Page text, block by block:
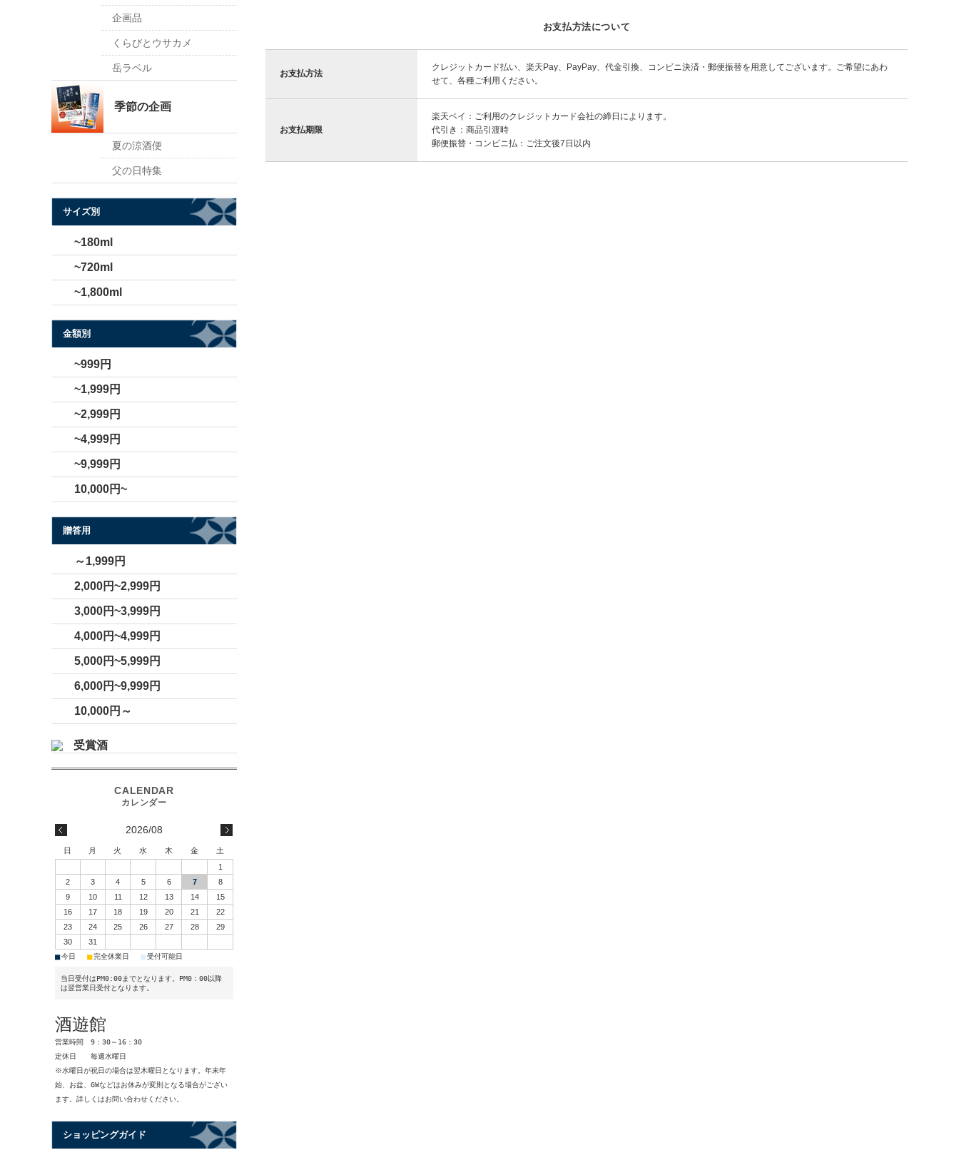
お支払方法について
お支払方法
クレジットカード払い、楽天Pay、PayPay、代金引換、コンビニ決済・郵便振替を用意してございます。ご希望にあわ
せて、各種ご利用ください。
お支払期限
楽天ペイ：ご利用のクレジットカード会社の締日によります。
代引き：商品引渡時
郵便振替・コンビニ払：ご注文後7日以内
企画品
くらびとウサカメ
岳ラベル
季節の企画
夏の涼酒便
父の日特集
サイズ別
~180ml
~720ml
~1,800ml
金額別
~999円
~1,999円
~2,999円
~4,999円
~9,999円
10,000円~
贈答用
～1,999円
2,000円~2,999円
3,000円~3,999円
4,000円~4,999円
5,000円~5,999円
6,000円~9,999円
10,000円～
受賞酒
2026/08
日 月 火 水 木 金
土
1
2
3 4 5 6 7
8
9
10 11 12 13 14
15
16
17 18 19 20 21
22
23
24 25 26 27 28
29
30
31
■今日 ■完全休業日 ■受付可能日
当日受付はPM0:00までとなります。PM0：00以降
は翌営業日受付となります。
酒遊館
営業時間 9：30～16：30
定休日 毎週水曜日
※水曜日が祝日の場合は翌木曜日となります。年末年
始、お盆、GWなどはお休みが変則となる場合がござい
ます。詳しくはお問い合わせください。
ショッピングガイド